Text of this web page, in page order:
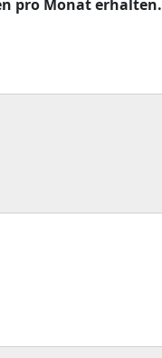
pro Monat erhalten.